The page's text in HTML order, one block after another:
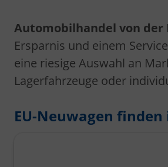
Automobilhandel von der
Ersparnis und einem
eine riesige Auswahl an
Lagerfahrzeuge oder
EU-Neuwagen